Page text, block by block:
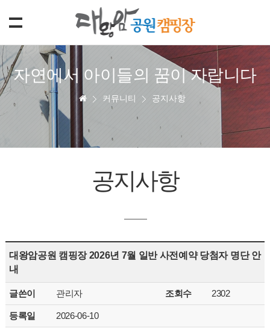
자연에서 아이들의 꿈이 자랍니다
커뮤니티 공지사항
공지사항
대왕암공원 캠핑장 2026년 7월 일반 사전예약 당첨자 명단 안
내
글쓴이 관리자 조회수 2302
등록일 2026-06-10